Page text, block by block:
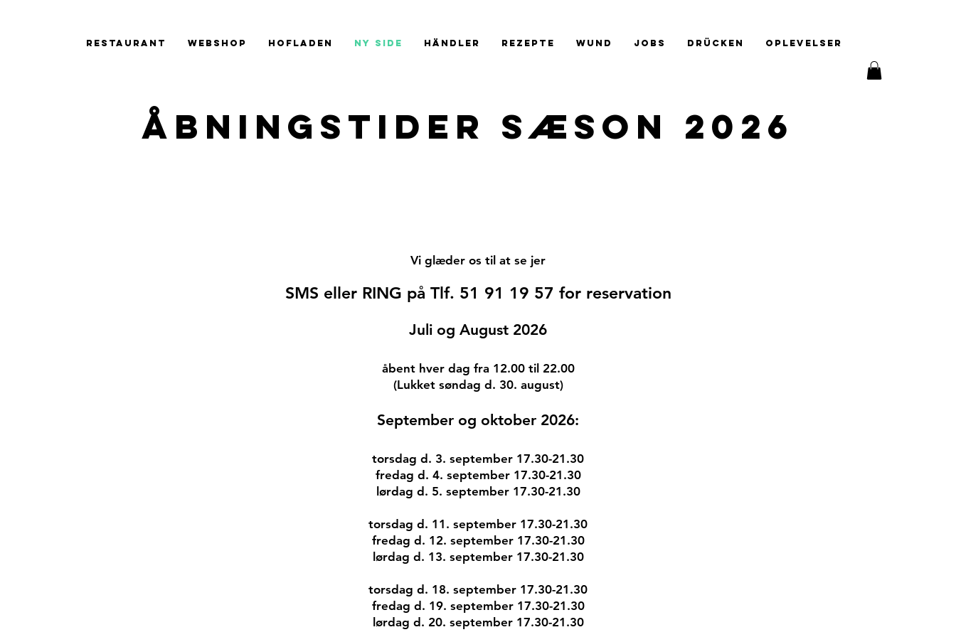
Restaurant Webshop Hofladen Ny side Händler Rezepte Wund Jobs Drücken Oplevelser
Åbningstider sæson 2026
Vi glæder os til at se jer
SMS eller RING på Tlf. 51 91 19 57 for reservation
Juli og August 2026
åbent hver dag fra 12.00 til 22.00
(Lukket søndag d. 30. august)
September og oktober 2026:
torsdag d. 3. september 17.30-21.30
fredag d. 4. september 17.30-21.30
lørdag d. 5. september 17.30-21.30​
torsdag d. 11. september 17.30-21.30
fredag d. 12. september 17.30-21.30
lørdag d. 13. september 17.30-21.30
torsdag d. 18. september 17.30-21.30
fredag d. 19. september 17.30-21.30
lørdag d. 20. september 17.30-21.30